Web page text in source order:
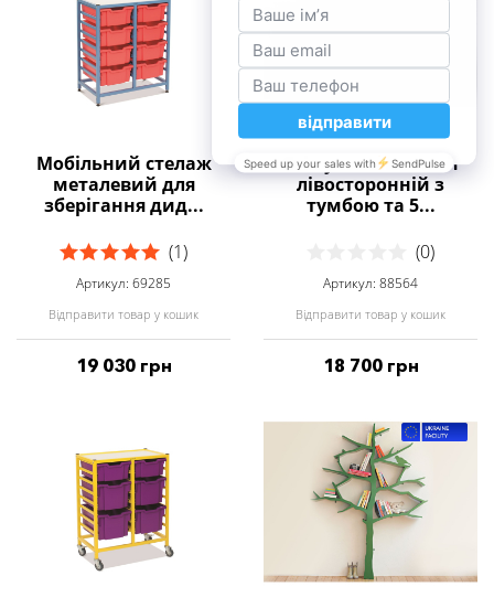
Мобільний стелаж
металевий для
зберігання дид...
(1)
Артикул: 69285
Відправити товар у кошик
19 030 грн
Стіл учительський
лівосторонній з
тумбою та 5...
(0)
Артикул: 88564
Відправити товар у кошик
18 700 грн